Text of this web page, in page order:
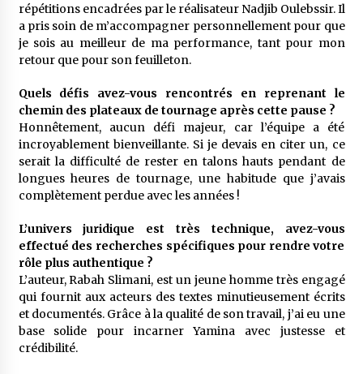
répétitions encadrées par le réalisateur Nadjib Oulebssir. Il
a pris soin de m’accompagner personnellement pour que
je sois au meilleur de ma performance, tant pour mon
retour que pour son feuilleton.
Quels défis avez-vous rencontrés en reprenant le
chemin des plateaux de tournage après cette pause ?
Honnêtement, aucun défi majeur, car l’équipe a été
incroyablement bienveillante. Si je devais en citer un, ce
serait la difficulté de rester en talons hauts pendant de
longues heures de tournage, une habitude que j’avais
complètement perdue avec les années !
L’univers juridique est très technique, avez-vous
effectué des recherches spécifiques pour rendre votre
rôle plus authentique ?
L’auteur, Rabah Slimani, est un jeune homme très engagé
qui fournit aux acteurs des textes minutieusement écrits
et documentés. Grâce à la qualité de son travail, j’ai eu une
base solide pour incarner Yamina avec justesse et
crédibilité.